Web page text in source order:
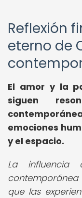
Reflexión
eterno de
El amor y la
siguen
emociones
y el espacio.
La
contemporánea
que las